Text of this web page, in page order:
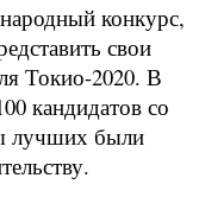
конкурс,
свои
Токио-2020. В
кандидатов со
лучших были